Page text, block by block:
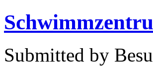
Submitted by